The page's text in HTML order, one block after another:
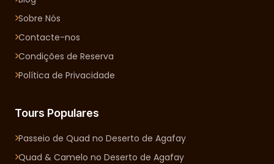
Sobre Nós
Contacte-nos
Condições de Reserva
Política de Privacidade
Tours Populares
Passeio de Quad no Deserto de Agafay
Quad & Camelo no Deserto de Agafay